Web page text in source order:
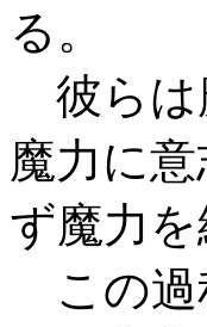
る。
彼らは
魔力に
ず魔力
この過